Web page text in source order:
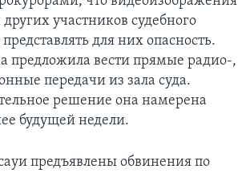
участников судебного
для них опасность.
предложила вести прямые радио-,
передачи из зала суда.
решение она намерена
будущей недели.
предъявлены обвинения по